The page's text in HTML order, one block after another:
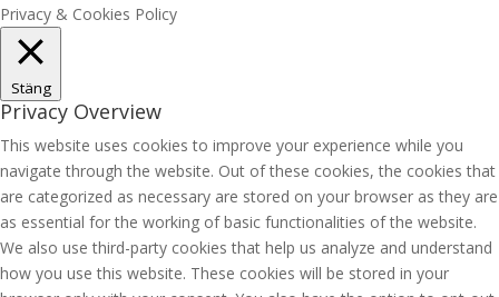
Privacy & Cookies Policy
Stäng
Privacy Overview
This website uses cookies to improve your experience while you
navigate through the website. Out of these cookies, the cookies that
are categorized as necessary are stored on your browser as they are
as essential for the working of basic functionalities of the website.
We also use third-party cookies that help us analyze and understand
how you use this website. These cookies will be stored in your